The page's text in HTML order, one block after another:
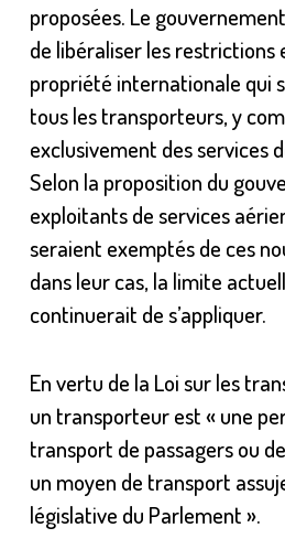
proposées. Le
de libéraliser les restrictions
propriété internationale qui
tous les transporteurs, y
exclusivement des services
Selon la proposition du
exploitants de services
seraient exemptés de ces
dans leur cas, la limite
continuerait de s’appliquer.
En vertu de la Loi sur les
un transporteur est « une
transport de passagers ou
un moyen de transport
législative du Parlement ».